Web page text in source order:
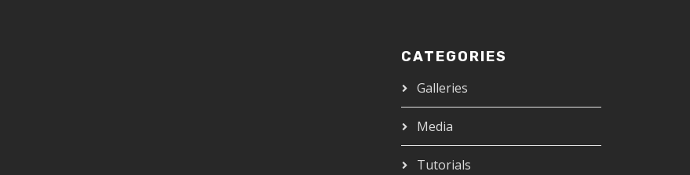
CATEGORIES
Galleries
Media
Tutorials